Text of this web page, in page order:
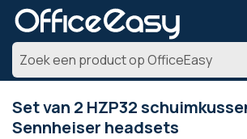
Set van 2 HZP32
Sennheiser headsets